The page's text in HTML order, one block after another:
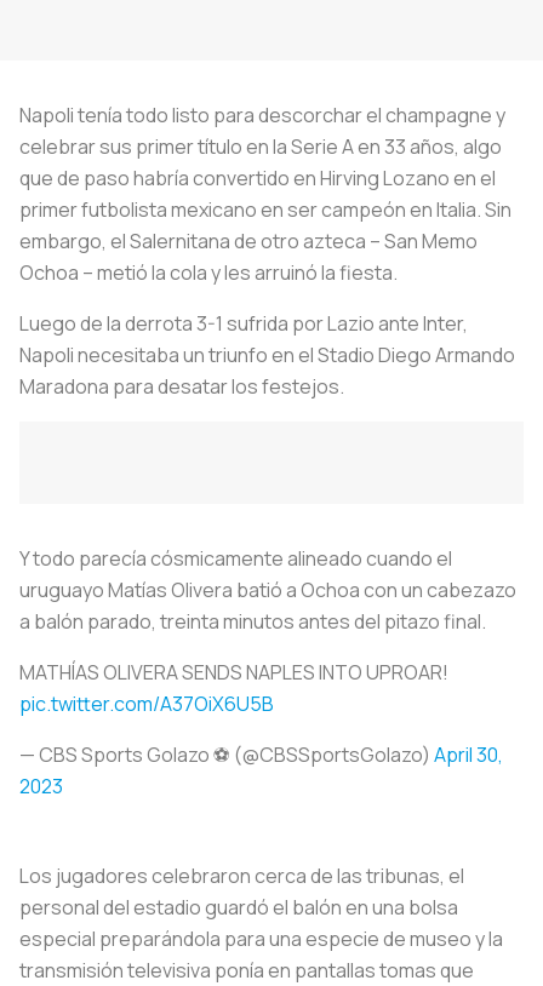
Napoli tenía todo listo para descorchar el champagne y
celebrar sus primer título en la Serie A en 33 años, algo
que de paso habría convertido en Hirving Lozano en el
primer futbolista mexicano en ser campeón en Italia. Sin
embargo, el Salernitana de otro azteca – San Memo
Ochoa – metió la cola y les arruinó la fiesta.
Luego de la derrota 3-1 sufrida por Lazio ante Inter,
Napoli necesitaba un triunfo en el Stadio Diego Armando
Maradona para desatar los festejos.
Y todo parecía cósmicamente alineado cuando el
uruguayo Matías Olivera batió a Ochoa con un cabezazo
a balón parado, treinta minutos antes del pitazo final.
MATHÍAS OLIVERA SENDS NAPLES INTO UPROAR!
pic.twitter.com/A37OiX6U5B
— CBS Sports Golazo ⚽️ (@CBSSportsGolazo) April 30,
2023
Los jugadores celebraron cerca de las tribunas, el
personal del estadio guardó el balón en una bolsa
especial preparándola para una especie de museo y la
transmisión televisiva ponía en pantallas tomas que